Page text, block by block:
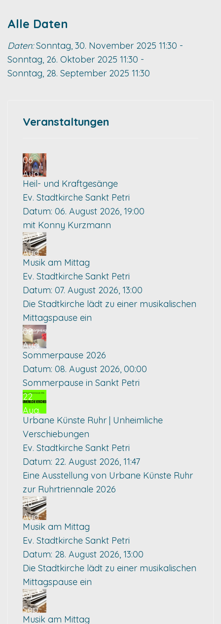
Alle Daten
Daten:Sonntag, 30. November 2025 11:30 -
Sonntag, 26. Oktober 2025 11:30 -
Sonntag, 28. September 2025 11:30
Veranstaltungen
06
Aug.
Heil- und Kraftgesänge
Ev. Stadtkirche Sankt Petri
Datum: 06. August 2026, 19:00
mit Konny Kurzmann
07
Aug.
Musik am Mittag
Ev. Stadtkirche Sankt Petri
Datum: 07. August 2026, 13:00
Die Stadtkirche lädt zu einer musikalischen
Mittagspause ein
08
Aug.
Sommerpause 2026
Datum: 08. August 2026, 00:00
Sommerpause in Sankt Petri
22
Aug.
Urbane Künste Ruhr | Unheimliche
Verschiebungen
Ev. Stadtkirche Sankt Petri
Datum: 22. August 2026, 11:47
Eine Ausstellung von Urbane Künste Ruhr
zur Ruhrtriennale 2026
28
Aug.
Musik am Mittag
Ev. Stadtkirche Sankt Petri
Datum: 28. August 2026, 13:00
Die Stadtkirche lädt zu einer musikalischen
Mittagspause ein
04
Sep.
Musik am Mittag